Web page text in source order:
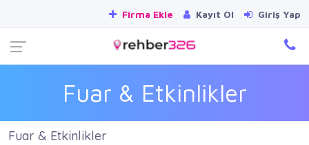
Firma Ekle Kayıt Ol Giriş Yap
Fuar & Etkinlikler
Fuar & Etkinlikler